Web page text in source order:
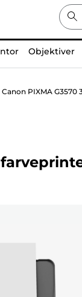
Objektiver
Canon PIXMA